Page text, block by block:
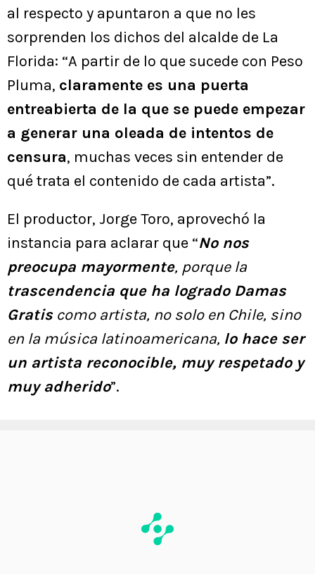
al respecto y apuntaron a que no les
sorprenden los dichos del alcalde de La
Florida: “A partir de lo que sucede con Peso
Pluma, claramente es una puerta
entreabierta de la que se puede empezar
a generar una oleada de intentos de
censura, muchas veces sin entender de
qué trata el contenido de cada artista”.
El productor, Jorge Toro, aprovechó la
instancia para aclarar que “No nos
preocupa mayormente, porque la
trascendencia que ha logrado Damas
Gratiscomo artista, no solo en Chile, sino
en la música latinoamericana, lo hace ser
un artista reconocible, muy respetado y
muy adherido”.